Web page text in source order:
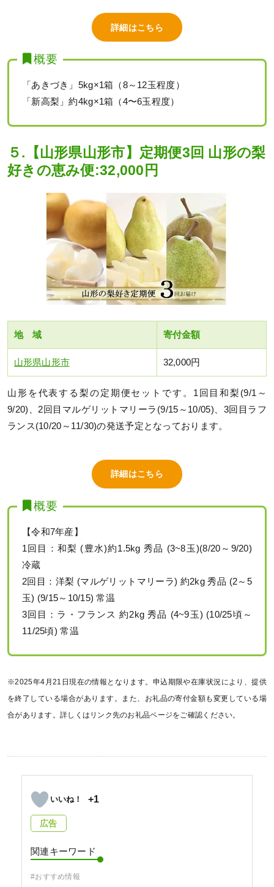
詳細はこちら
概要
「あきづき」5kg×1箱（8～12玉程度）
「新高梨」約4kg×1箱（4〜6玉程度）
５.【山形県山形市】定期便3回 山形の梨
好きの恵み便:32,000円
地 域 寄付金額
山形県山形市 32,000円
山形を代表する梨の定期便セットです。1回目和梨(9/1～
9/20)、2回目マルゲリットマリーラ(9/15～10/05)、3回目ラフ
ランス(10/20～11/30)の発送予定となっております。
詳細はこちら
概要
【令和7年産】
1回目：和梨 (豊水)約1.5kg 秀品 (3~8玉)(8/20～9/20)
冷蔵
2回目：洋梨 (マルゲリットマリーラ) 約2kg 秀品 (2～5
玉) (9/15～10/15) 常温
3回目：ラ・フランス 約2kg 秀品 (4~9玉) (10/25頃～
11/25頃) 常温
※2025年4月21日現在の情報となります。申込期限や在庫状況により、提供
を終了している場合があります。また、お礼品の寄付金額も変更している場
合があります。詳しくはリンク先のお礼品ページをご確認ください。
+1
広告
関連キーワード
#おすすめ情報